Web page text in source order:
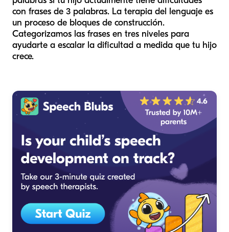
con frases de 3 palabras. La terapia del lenguaje es
un proceso de bloques de construcción.
Categorizamos las frases en tres niveles para
ayudarte a escalar la dificultad a medida que tu hijo
crece.